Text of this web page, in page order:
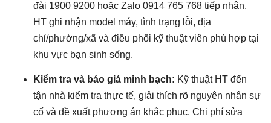
đài 1900 9200 hoặc Zalo 0914 765 768 tiếp nhận.
HT ghi nhận model máy, tình trạng lỗi, địa
chỉ/phường/xã và điều phối kỹ thuật viên phù hợp tại
khu vực bạn sinh sống.
Kiểm tra và báo giá minh bạch: Kỹ thuật HT đến
tận nhà kiểm tra thực tế, giải thích rõ nguyên nhân sự
cố và đề xuất phương án khắc phục. Chi phí sửa